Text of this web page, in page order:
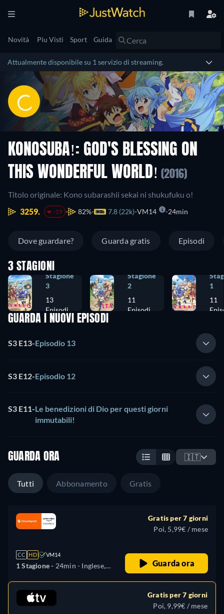
Novità Piu Visti Sport Guida
Attualmente disponibile su 1 servizio di streaming.
KONOSUBA!: GOD'S BLESSING ON
THIS WONDERFUL WORLD! (2016)
Titolo originale: Kono subarashii sekai ni shukufuku o!
3259.
-19 82% 7.8 (22k) VM14 24min
Dove guardare? Guarda gratis Episodi
3 STAGIONI
Stagione
3
13
Episodi
Stagione
2
11
Episodi
1
11
GUARDA I NUOVI EPISODI
S3 E13-Episodio 13
S3 E12-Episodio 12
S3 E11-Le benedizioni di Dio per questi giorni
immutabili!
GUARDA ORA 🇮🇹
Tutti Abbonamento Gratis
CC HD VM14
1 Stagione - 24min - Inglese,
Giapponese, Portoghese
Gratis per 7 giorni
Poi, 5,99€ / mese
Guarda ora
Gratis per 7 giorni
Poi, 9,99€ / mese